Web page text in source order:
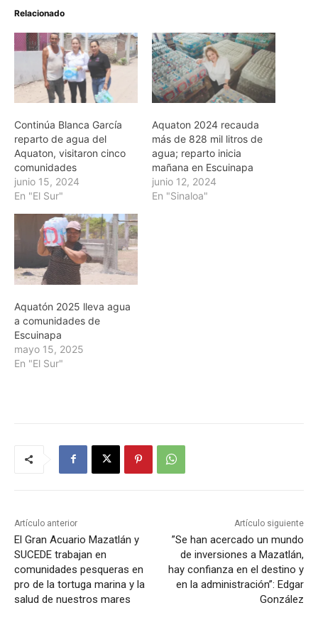
Relacionado
Continúa Blanca García
reparto de agua del
Aquaton, visitaron cinco
comunidades
junio 15, 2024
En "El Sur"
Aquaton 2024 recauda
más de 828 mil litros de
agua; reparto inicia
mañana en Escuinapa
junio 12, 2024
En "Sinaloa"
Aquatón 2025 lleva agua
a comunidades de
Escuinapa
mayo 15, 2025
En "El Sur"
Artículo anterior
El Gran Acuario Mazatlán y
SUCEDE trabajan en
comunidades pesqueras en
pro de la tortuga marina y la
salud de nuestros mares
Artículo siguiente
”Se han acercado un mundo
de inversiones a Mazatlán,
hay confianza en el destino y
en la administración”: Edgar
González